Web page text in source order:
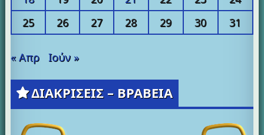
25
26 27 28 29 30 31
« Απρ Ιούν »
ΔΙΑΚΡΙΣΕΙΣ – ΒΡΑΒΕΙΑ